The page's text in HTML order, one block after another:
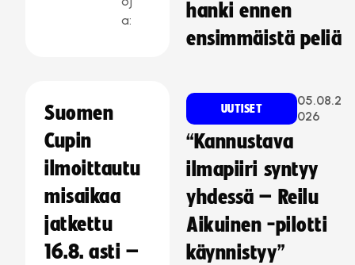
a:
Suomen
Cupin
ilmoittautu
misaikaa
jatkettu
16.8. asti –
hanki ennen
ensimmäistä peliä
UUTISET
05.08.2
026
“Kannustava
ilmapiiri syntyy
yhdessä – Reilu
Aikuinen -pilotti
käynnistyy”